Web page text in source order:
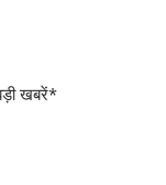
खबरें*